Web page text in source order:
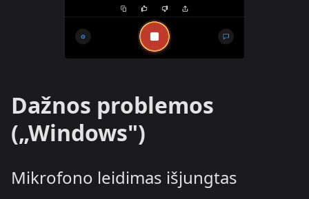
Dažnos problemos
(„Windows")
Mikrofono leidimas išjungtas